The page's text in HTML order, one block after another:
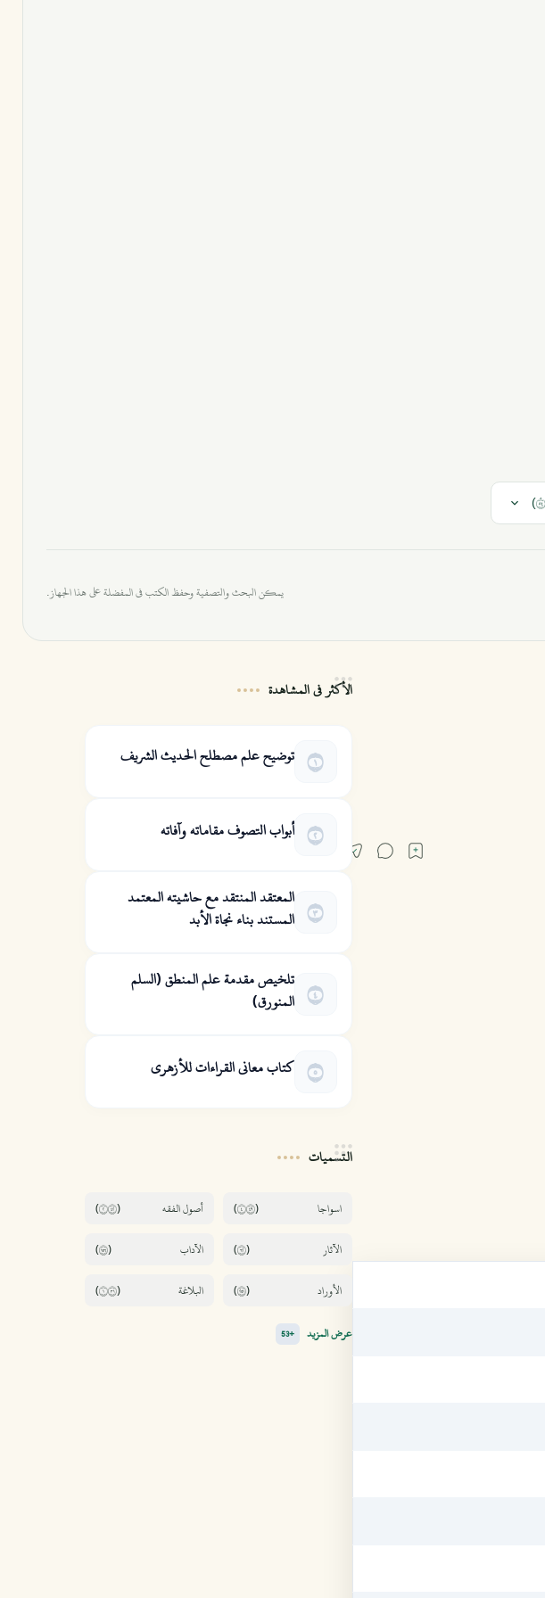
يمكن البحث والتصفية وحفظ الكتب في المفضلة على هذا الجهاز.
الأكثر في المشاهدة
توضيح علم مصطلح الحديث الشريف
أبواب التصوف مقاماته وآفاته
المعتقد المنتقد مع حاشيته المعتمد
المستند بناء نجاة الأبد
تلخيص مقدمة علم المنطق (السلم
المنورق)
كتاب معاني القراءات للأزهري
التسميات
(٤٩٤)
(٢٢٤)
(٢٦)
(٦٥١)
(١٥٢)
(١١٣)